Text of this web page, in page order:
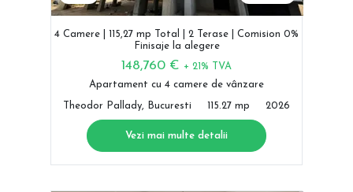
4 Camere | 115,27 mp Total | 2 Terase | Comision 0%
Finisaje la alegere
148,760 € + 21% TVA
Apartament cu 4 camere de vânzare
Theodor Pallady, Bucuresti 115.27 mp 2026
Vezi mai multe detalii